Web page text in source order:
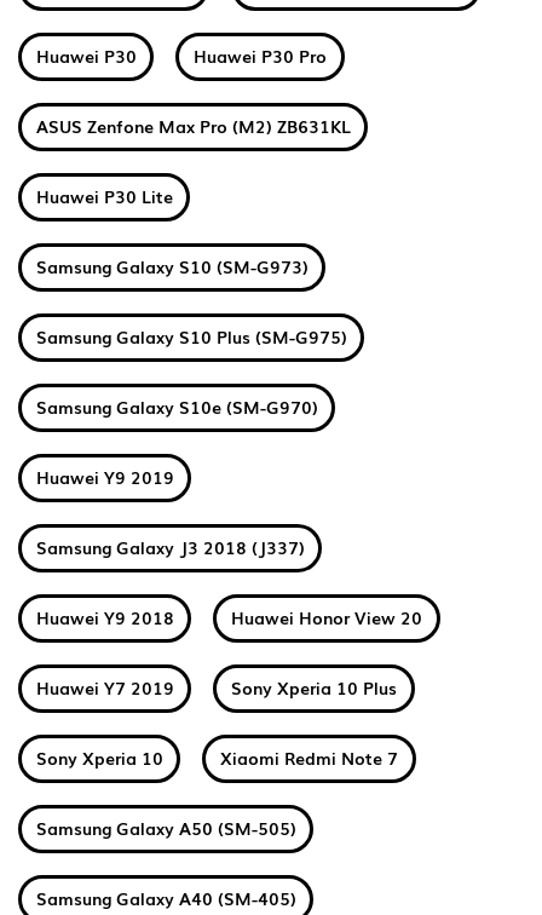
Huawei P30 Huawei P30 Pro
ASUS Zenfone Max Pro (M2) ZB631KL
Huawei P30 Lite
Samsung Galaxy S10 (SM-G973)
Samsung Galaxy S10 Plus (SM-G975)
Samsung Galaxy S10e (SM-G970)
Huawei Y9 2019
Samsung Galaxy J3 2018 (J337)
Huawei Y9 2018 Huawei Honor View 20
Huawei Y7 2019 Sony Xperia 10 Plus
Sony Xperia 10 Xiaomi Redmi Note 7
Samsung Galaxy A50 (SM-505)
Samsung Galaxy A40 (SM-405)